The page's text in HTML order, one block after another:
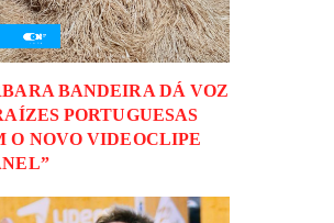
BANDEIRA DÁ VOZ
PORTUGUESAS
O NOVO VIDEOCLIPE